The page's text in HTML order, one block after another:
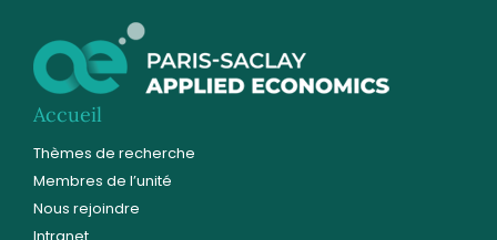
Accueil
Thèmes de recherche
Membres de l’unité
Nous rejoindre